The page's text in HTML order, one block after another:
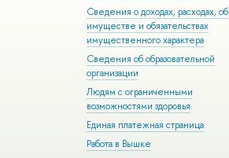
Сведения о доходах, расходах, об
имуществе и обязательствах
имущественного характера
Сведения об образовательной
организации
Людям с ограниченными
возможностями здоровья
Единая платежная страница
Работа в Вышке